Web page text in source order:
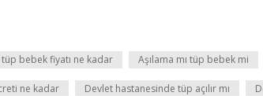
bebek fiyatı ne kadar Aşılama mı tüp bebek mi
ne kadar Devlet hastanesinde tüp açılır mı